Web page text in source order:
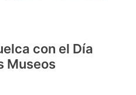
con el Día
Museos